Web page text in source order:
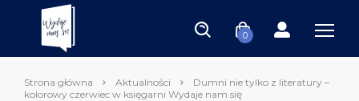
0
Strona główna Aktualności
Dumni nie tylko z literatury –
kolorowy czerwiec w księgarni Wydaje nam się